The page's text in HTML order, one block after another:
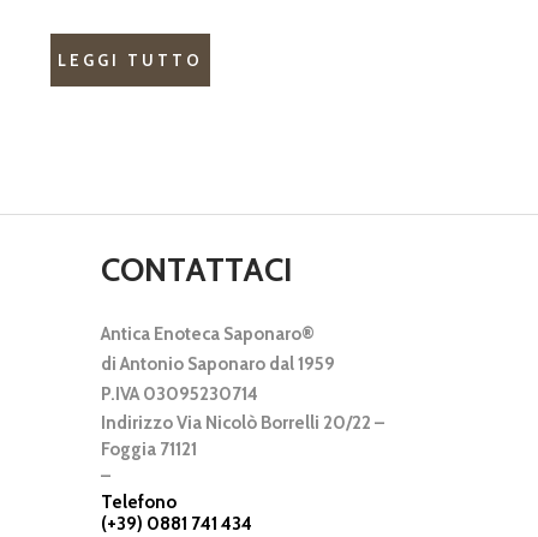
LEGGI TUTTO
CONTATTACI
Antica Enoteca Saponaro®
di Antonio Saponaro dal 1959
P.IVA 03095230714
Indirizzo Via Nicolò Borrelli 20/22 –
Foggia 71121
–
Telefono
(+39) 0881 741 434